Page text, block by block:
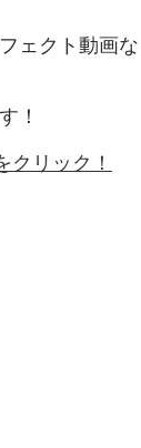
ェクト動画な
！
リック！